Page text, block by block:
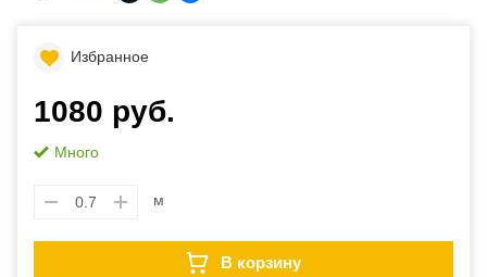
Избранное
1080 руб.
Много
м
В корзину